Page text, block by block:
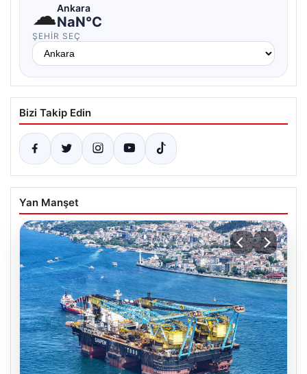
☁Ankara
NaN°C
ŞEHIR SEÇ
Bizi Takip Edin
Yan Manşet